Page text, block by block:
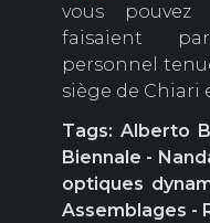
vous
faisaient
personnel
siège de Chiari
Tags: Alberto
Biennale -
optiques
Assemblages -